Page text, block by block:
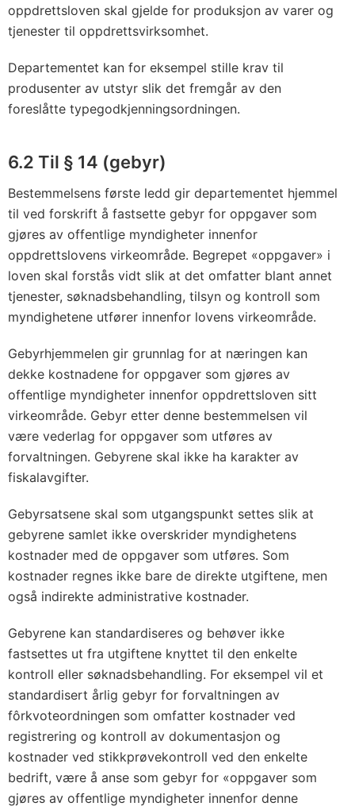
oppdrettsloven skal gjelde for produksjon av varer og
tjenester til oppdrettsvirksomhet.
Departementet kan for eksempel stille krav til
produsenter av utstyr slik det fremgår av den
foreslåtte typegodkjenningsordningen.
6.2 Til § 14 (gebyr)
Bestemmelsens første ledd gir departementet hjemmel
til ved forskrift å fastsette gebyr for oppgaver som
gjøres av offentlige myndigheter innenfor
oppdrettslovens virkeområde. Begrepet «oppgaver» i
loven skal forstås vidt slik at det omfatter blant annet
tjenester, søknadsbehandling, tilsyn og kontroll som
myndighetene utfører innenfor lovens virkeområde.
Gebyrhjemmelen gir grunnlag for at næringen kan
dekke kostnadene for oppgaver som gjøres av
offentlige myndigheter innenfor oppdrettsloven sitt
virkeområde. Gebyr etter denne bestemmelsen vil
være vederlag for oppgaver som utføres av
forvaltningen. Gebyrene skal ikke ha karakter av
fiskalavgifter.
Gebyrsatsene skal som utgangspunkt settes slik at
gebyrene samlet ikke overskrider myndighetens
kostnader med de oppgaver som utføres. Som
kostnader regnes ikke bare de direkte utgiftene, men
også indirekte administrative kostnader.
Gebyrene kan standardiseres og behøver ikke
fastsettes ut fra utgiftene knyttet til den enkelte
kontroll eller søknadsbehandling. For eksempel vil et
standardisert årlig gebyr for forvaltningen av
fôrkvoteordningen som omfatter kostnader ved
registrering og kontroll av dokumentasjon og
kostnader ved stikkprøvekontroll ved den enkelte
bedrift, være å anse som gebyr for «oppgaver som
gjøres av offentlige myndigheter innenfor denne